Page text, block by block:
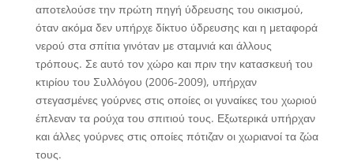
αποτελούσε την πρώτη πηγή ύδρευσης του οικισμού,
όταν ακόμα δεν υπήρχε δίκτυο ύδρευσης και η μεταφορά
νερού στα σπίτια γινόταν με σταμνιά και άλλους
τρόπους. Σε αυτό τον χώρο και πριν την κατασκευή του
κτιρίου του Συλλόγου (2006-2009), υπήρχαν
στεγασμένες γούρνες στις οποίες οι γυναίκες του χωριού
έπλεναν τα ρούχα του σπιτιού τους. Εξωτερικά υπήρχαν
και άλλες γούρνες στις οποίες πότιζαν οι χωριανοί τα ζώα
τους.